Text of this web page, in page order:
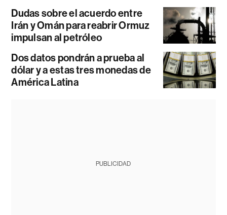
Dudas sobre el acuerdo entre
Irán y Omán para reabrir Ormuz
impulsan al petróleo
Dos datos pondrán a prueba al
dólar y a estas tres monedas de
América Latina
PUBLICIDAD